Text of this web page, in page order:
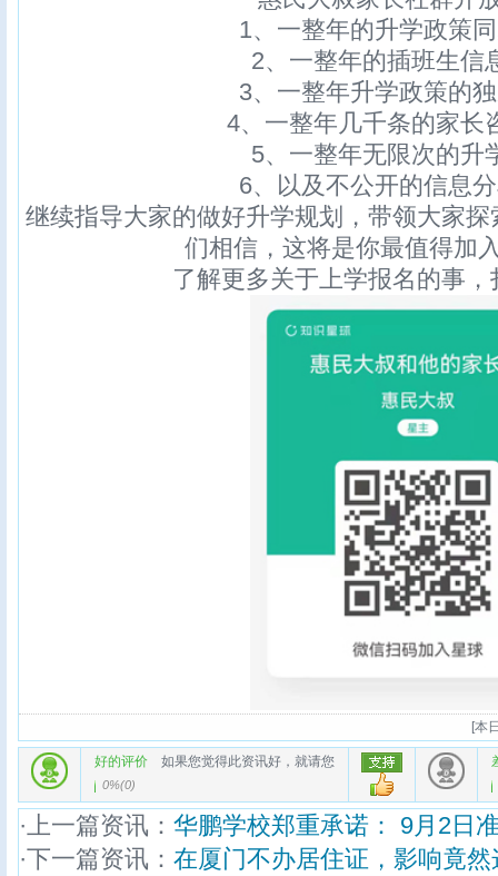
1、一整年的升学政策
2、一整年的插班生信
3、一整年升学政策的
4、一整年几千条的家长
5、一整年无限次的升
6、以及不公开的信息
继续指导大家的做好升学规划，带领大家
们相信，这将是你最值得加
了解更多关于上学报名的事
[本
好的评价 如果您觉得此资讯好，就请您
0%(0)
·上一篇资讯： 华鹏学校郑重承诺： 9月2日
·下一篇资讯： 在厦门不办居住证，影响竟